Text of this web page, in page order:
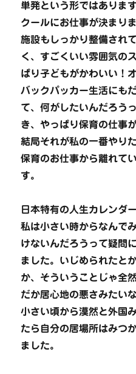
単発という形ではありま
クールにお仕事が決まり
施設もしっかり整備され
く、すごくいい雰囲気の
ぱり子どもがかわいい！
バックパッカー生活にも
て、何がしたいんだろう
き、やっぱり保育の仕事
結局それが私の一番やり
保育のお仕事から離れて
す。
日本特有の人生カレンダ
私は小さい時からなんで
けないんだろうって疑問
ました。いじめられたと
か、そういうことじゃ全
だか居心地の悪さみたい
小さい頃から漠然と外国
たら自分の居場所はみつ
ました。